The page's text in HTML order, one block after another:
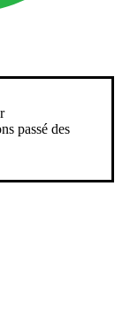
passé des